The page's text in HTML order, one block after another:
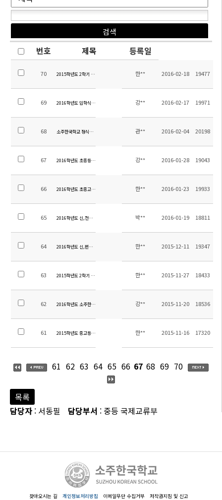
번호 제목 등록일
70 2015학년도 2학기 소주한국학교 만족도 조사 결과
한** 2016-02-18 19477
69 2016학년도 입학식 및 개학식 안내 강** 2016-02-17 19971
68 소주한국학교 정식전기 인입공사 입찰 공고 관** 2016-02-04 20198
67 2016학년도 초중등 입학원서 양식 강** 2016-01-28 19043
66 2016학년도 초중고등학교 교과서 및 교육자료 목록 안내
한** 2016-01-23 19933
65 2016학년도 신,전입생 입학서류 및 학비안내 박** 2016-01-19 18811
64 2016학년도 신,편입학시험 운영계획 공지 한** 2015-12-11 19347
63 2015학년도 2학기 학업성적평가계획 한** 2015-11-27 18433
62 2016학년도 소주한국학교 중등시간강사 채용 공고
강** 2015-11-20 18536
61 2015학년도 중고등부 수학여행 만족도 조사 결과 안내
한** 2015-11-16 17320
61 62 63 64 65 66 67 68 69 70
목록
담당자 : 서동필 담당부서 : 중등 국제교류부
찾아오시는 길 개인정보처리방침 이메일무단 수집거부 저작권지침 및 신고